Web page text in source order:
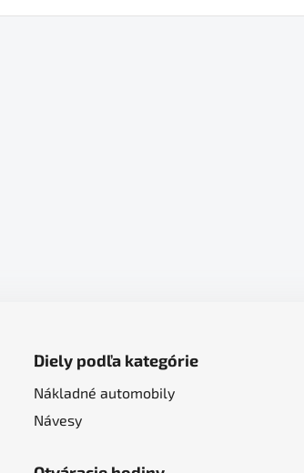
Diely podľa kategórie
Nákladné automobily
Návesy